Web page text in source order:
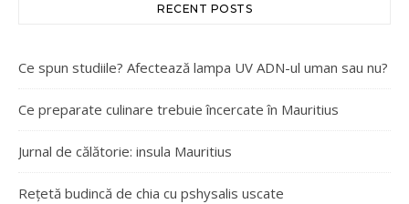
RECENT POSTS
Ce spun studiile? Afectează lampa UV ADN-ul uman sau nu?
Ce preparate culinare trebuie încercate în Mauritius
Jurnal de călătorie: insula Mauritius
Rețetă budincă de chia cu pshysalis uscate